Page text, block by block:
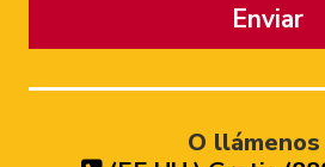
Enviar
O